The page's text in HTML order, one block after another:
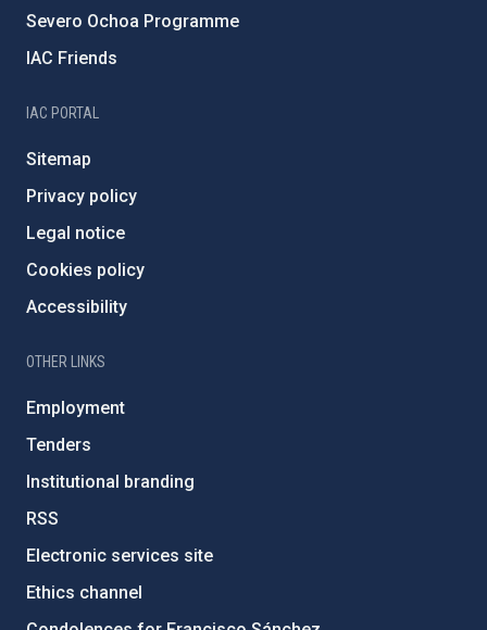
Severo Ochoa Programme
IAC Friends
IAC PORTAL
Sitemap
Privacy policy
Legal notice
Cookies policy
Accessibility
OTHER LINKS
Employment
Tenders
Institutional branding
RSS
Electronic services site
Ethics channel